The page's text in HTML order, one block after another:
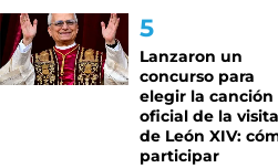
Lanzaron un
concurso para
elegir la canción
oficial de la visita
de León XIV:
participar